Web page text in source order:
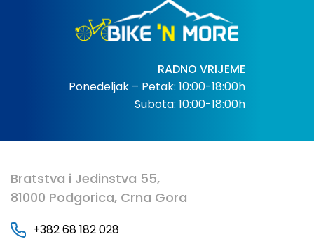
RADNO VRIJEME
Ponedeljak – Petak: 10:00-18:00h
Subota: 10:00-18:00h
Bratstva i Jedinstva 55,
81000 Podgorica, Crna Gora
+382 68 182 028